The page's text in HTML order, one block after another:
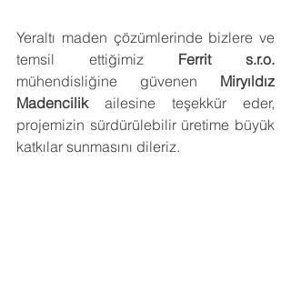
Yeraltı maden çözümlerinde bizlere ve
temsil ettiğimiz Ferrit s.r.o.
mühendisliğine güvenen Miryıldız
Madencilik ailesine teşekkür eder,
projemizin sürdürülebilir üretime büyük
katkılar sunmasını dileriz.